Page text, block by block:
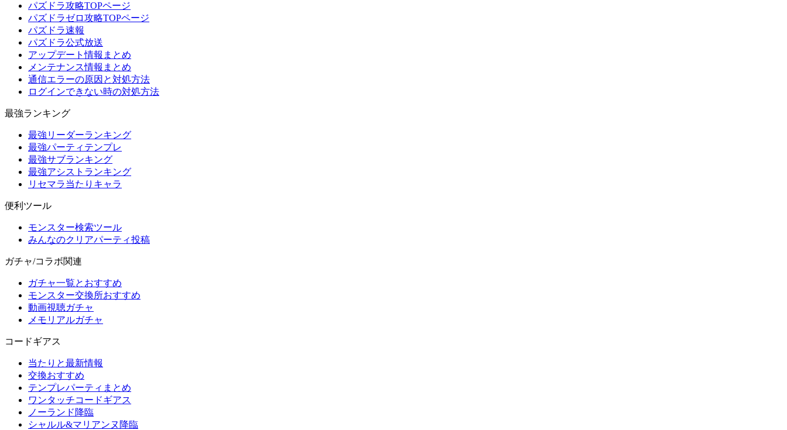
パズドラ攻略TOPページ
パズドラゼロ攻略TOPページ
パズドラ速報
パズドラ公式放送
アップデート情報まとめ
メンテナンス情報まとめ
通信エラーの原因と対処方法
ログインできない時の対処方法
最強ランキング
最強リーダーランキング
最強パーティテンプレ
最強サブランキング
最強アシストランキング
リセマラ当たりキャラ
便利ツール
モンスター検索ツール
みんなのクリアパーティ投稿
ガチャ/コラボ関連
ガチャ一覧とおすすめ
モンスター交換所おすすめ
動画視聴ガチャ
メモリアルガチャ
コードギアス
当たりと最新情報
交換おすすめ
テンプレパーティまとめ
ワンタッチコードギアス
ノーランド降臨
シャルル&マリアンヌ降臨